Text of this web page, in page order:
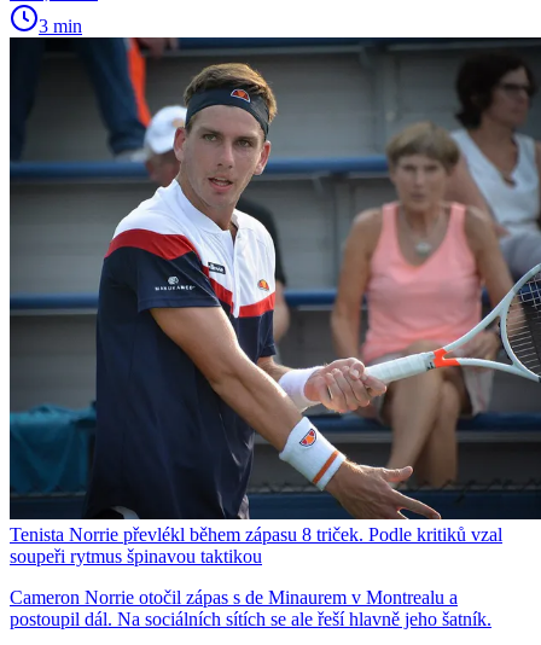
3 min
Tenista Norrie převlékl během zápasu 8 triček. Podle kritiků vzal
soupeři rytmus špinavou taktikou
Cameron Norrie otočil zápas s de Minaurem v Montrealu a
postoupil dál. Na sociálních sítích se ale řeší hlavně jeho šatník.